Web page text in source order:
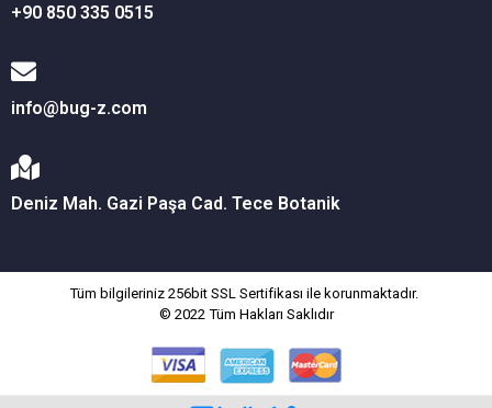
+90 850 335 0515
info@bug-z.com
Deniz Mah. Gazi Paşa Cad. Tece Botanik
Tüm bilgileriniz 256bit SSL Sertifikası ile korunmaktadır.
© 2022 Tüm Hakları Saklıdır